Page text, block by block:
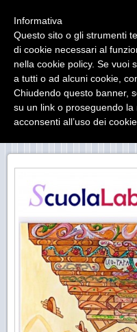
MUseo
Il Museo
Palazzo
GIARDINO DEL VESCOVO
Informativa
Questo sito o gli strumenti
di cookie necessari al
nella cookie policy. Se vuoi
a tutti o ad alcuni cookie,
Chiudendo questo banner,
su un link o proseguendo la
acconsenti all’uso dei cookie.